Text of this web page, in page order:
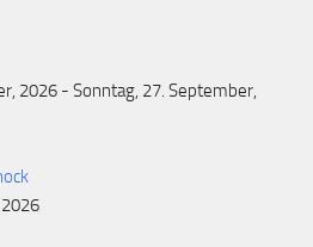
2026 - Sonntag, 27. September,
2026